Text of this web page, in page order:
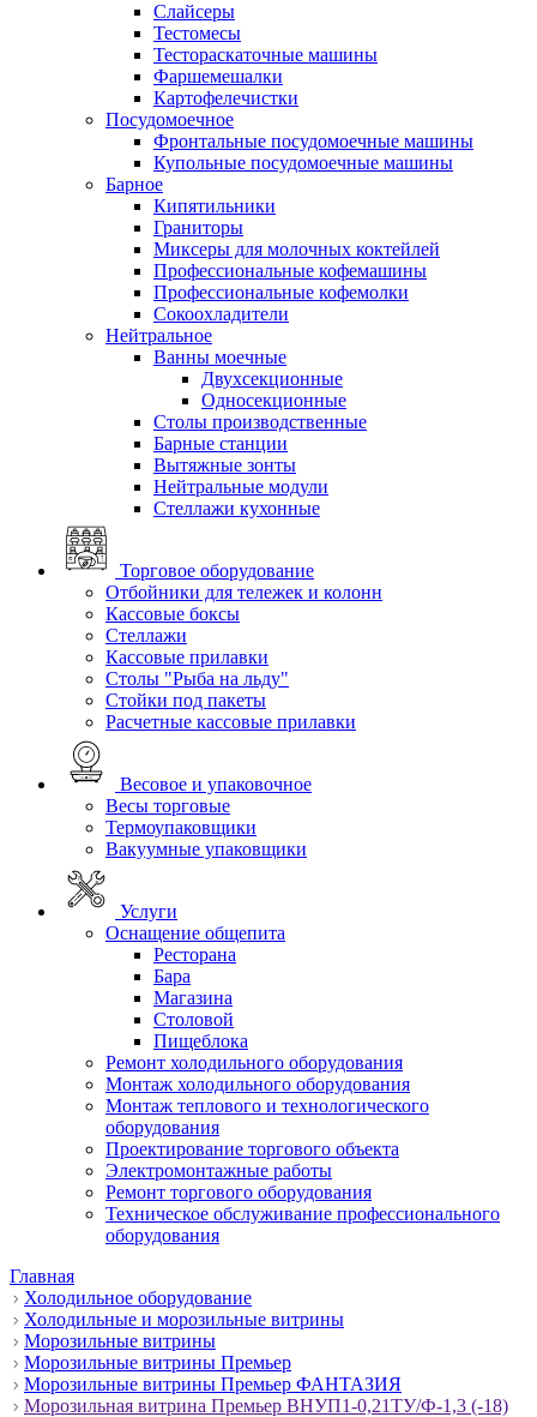
Слайсеры
Тестомесы
Тестораскаточные машины
Фаршемешалки
Картофелечистки
Посудомоечное
Фронтальные посудомоечные машины
Купольные посудомоечные машины
Барное
Кипятильники
Граниторы
Миксеры для молочных коктейлей
Профессиональные кофемашины
Профессиональные кофемолки
Сокоохладители
Нейтральное
Ванны моечные
Двухсекционные
Односекционные
Столы производственные
Барные станции
Вытяжные зонты
Нейтральные модули
Стеллажи кухонные
Торговое оборудование
Отбойники для тележек и колонн
Кассовые боксы
Стеллажи
Кассовые прилавки
Столы "Рыба на льду"
Стойки под пакеты
Расчетные кассовые прилавки
Весовое и упаковочное
Весы торговые
Термоупаковщики
Вакуумные упаковщики
Услуги
Оснащение общепита
Ресторана
Бара
Магазина
Столовой
Пищеблока
Ремонт холодильного оборудования
Монтаж холодильного оборудования
Монтаж теплового и технологического
оборудования
Проектирование торгового объекта
Электромонтажные работы
Ремонт торгового оборудования
Техническое обслуживание профессионального
оборудования
Главная
Холодильное оборудование
Холодильные и морозильные витрины
Морозильные витрины
Морозильные витрины Премьер
Морозильные витрины Премьер ФАНТАЗИЯ
Морозильная витрина Премьер ВНУП1-0,21ТУ/Ф-1,3 (-18)